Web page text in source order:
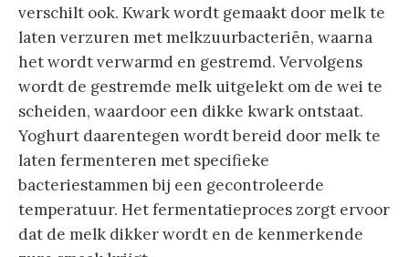
verschilt ook. Kwark wordt gemaakt door melk te
laten verzuren met melkzuurbacteriën, waarna
het wordt verwarmd en gestremd. Vervolgens
wordt de gestremde melk uitgelekt om de wei te
scheiden, waardoor een dikke kwark ontstaat.
Yoghurt daarentegen wordt bereid door melk te
laten fermenteren met specifieke
bacteriestammen bij een gecontroleerde
temperatuur. Het fermentatieproces zorgt ervoor
dat de melk dikker wordt en de kenmerkende